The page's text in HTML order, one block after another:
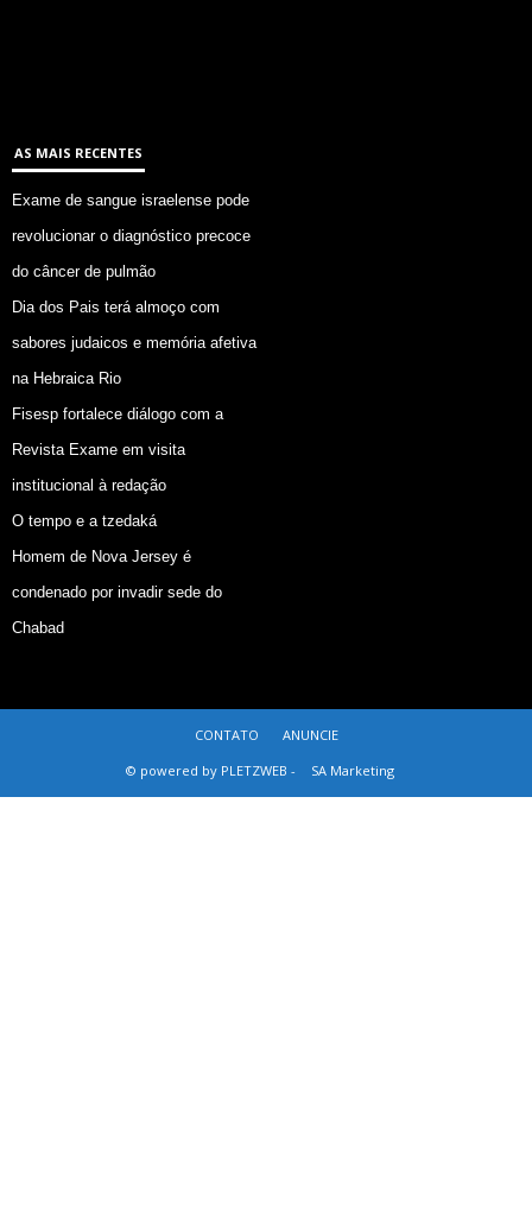
AS MAIS RECENTES
Exame de sangue israelense pode
revolucionar o diagnóstico precoce
do câncer de pulmão
Dia dos Pais terá almoço com
sabores judaicos e memória afetiva
na Hebraica Rio
Fisesp fortalece diálogo com a
Revista Exame em visita
institucional à redação
O tempo e a tzedaká
Homem de Nova Jersey é
condenado por invadir sede do
Chabad
CONTATO
ANUNCIE
© powered by PLETZWEB -
SA Marketing